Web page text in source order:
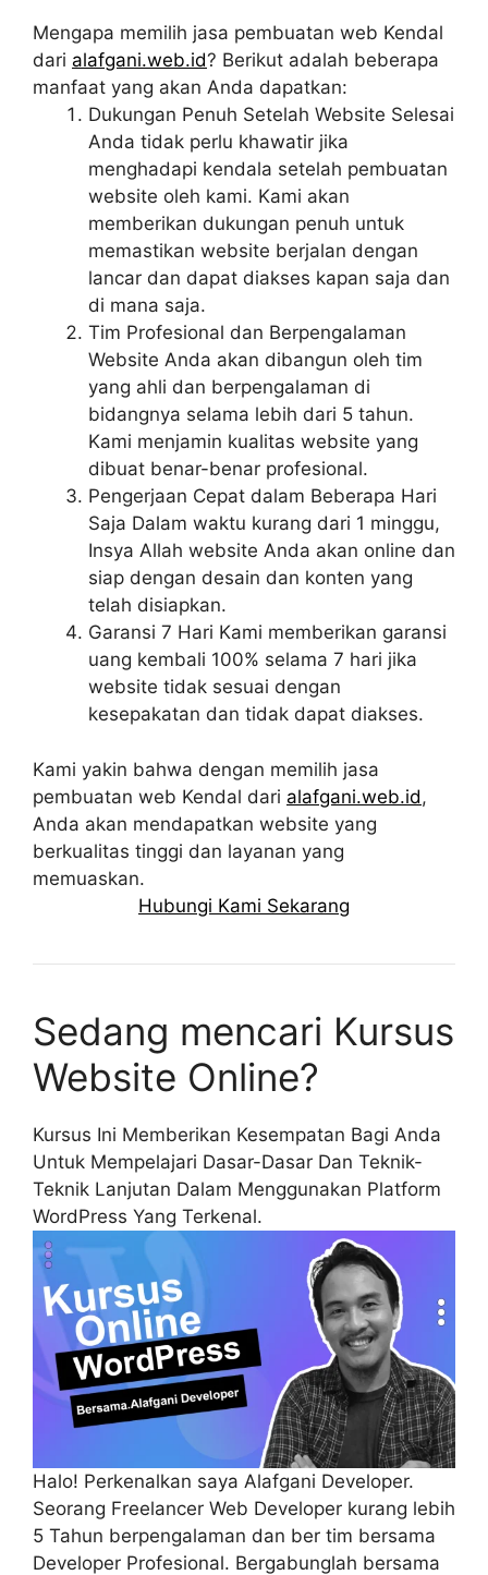
Mengapa memilih jasa pembuatan web Kendal
dari alafgani.web.id? Berikut adalah beberapa
manfaat yang akan Anda dapatkan:
Dukungan Penuh Setelah Website Selesai
Anda tidak perlu khawatir jika
menghadapi kendala setelah pembuatan
website oleh kami. Kami akan
memberikan dukungan penuh untuk
memastikan website berjalan dengan
lancar dan dapat diakses kapan saja dan
di mana saja.
Tim Profesional dan Berpengalaman
Website Anda akan dibangun oleh tim
yang ahli dan berpengalaman di
bidangnya selama lebih dari 5 tahun.
Kami menjamin kualitas website yang
dibuat benar-benar profesional.
Pengerjaan Cepat dalam Beberapa Hari
Saja Dalam waktu kurang dari 1 minggu,
Insya Allah website Anda akan online dan
siap dengan desain dan konten yang
telah disiapkan.
Garansi 7 Hari Kami memberikan garansi
uang kembali 100% selama 7 hari jika
website tidak sesuai dengan
kesepakatan dan tidak dapat diakses.
Kami yakin bahwa dengan memilih jasa
pembuatan web Kendal dari alafgani.web.id,
Anda akan mendapatkan website yang
berkualitas tinggi dan layanan yang
memuaskan.
Hubungi Kami Sekarang
Sedang mencari Kursus
Website Online?
Kursus Ini Memberikan Kesempatan Bagi Anda
Untuk Mempelajari Dasar-Dasar Dan Teknik-
Teknik Lanjutan Dalam Menggunakan Platform
WordPress Yang Terkenal.
Halo! Perkenalkan saya Alafgani Developer.
Seorang Freelancer Web Developer kurang lebih
5 Tahun berpengalaman dan ber tim bersama
Developer Profesional. Bergabunglah bersama